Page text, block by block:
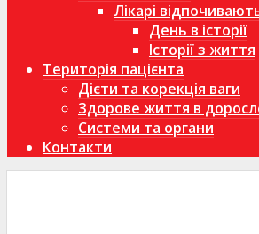
Лікарі
День в історії
Історії з життя
Територія пацієнта
Дієти та корекція ваги
Здорове життя в
Системи та органи
Контакти